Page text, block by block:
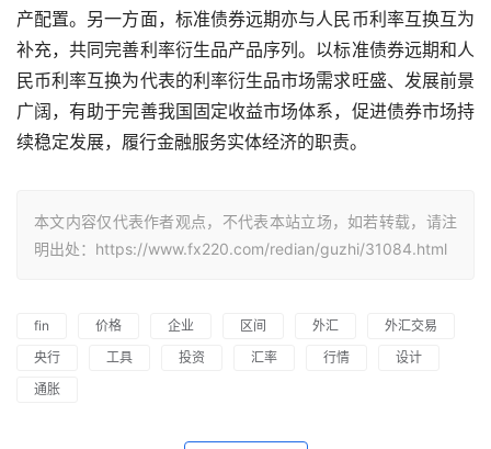
产配置。另一方面，标准债券远期亦与人民币利率互换互为
补充，共同完善利率衍生品产品序列。以标准债券远期和人
民币利率互换为代表的利率衍生品市场需求旺盛、发展前景
广阔，有助于完善我国固定收益市场体系，促进债券市场持
续稳定发展，履行金融服务实体经济的职责。
本文内容仅代表作者观点，不代表本站立场，如若转载，请注
明出处：https://www.fx220.com/redian/guzhi/31084.html
fin 价格 企业 区间 外汇
外汇交易
央行
工具 投资 汇率 行情
设计
通胀